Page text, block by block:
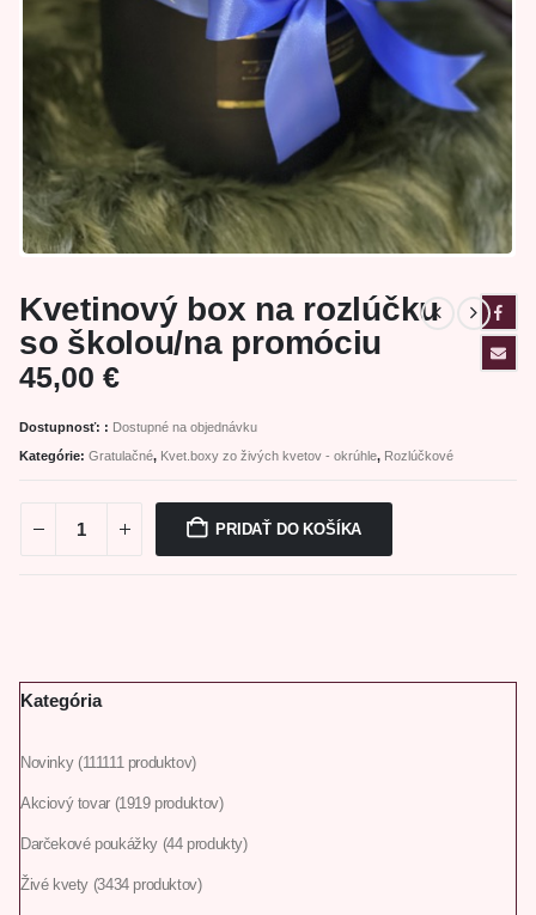
Kvetinový box na rozlúčku
so školou/na promóciu
45,00 €
Dostupnosť: : Dostupné na objednávku
Kategórie: Gratulačné, Kvet.boxy zo živých kvetov - okrúhle, Rozlúčkové
PRIDAŤ DO KOŠÍKA
Kategória
Novinky 111111 produktov
Akciový tovar 1919 produktov
Darčekové poukážky 44 produkty
Živé kvety 3434 produktov